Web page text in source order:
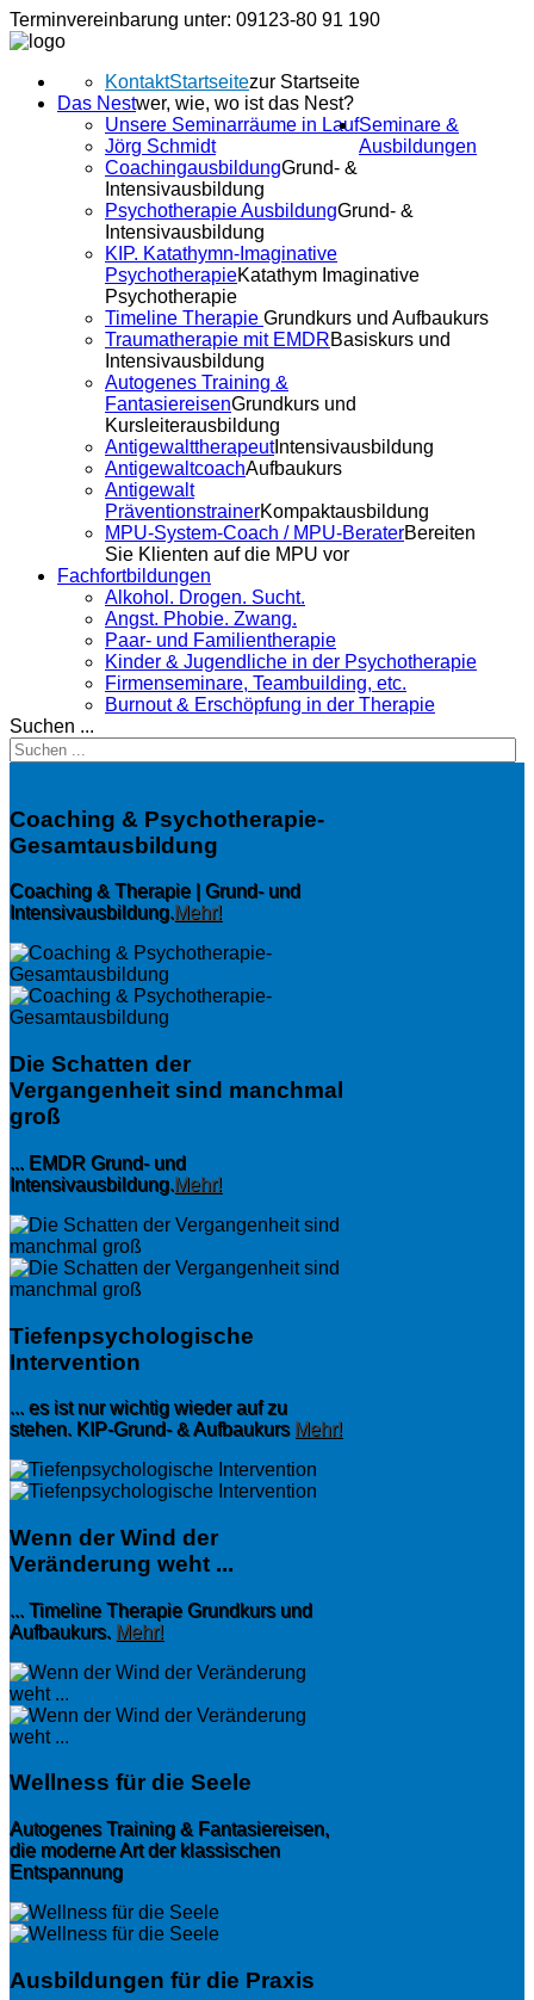
Terminvereinbarung unter: 09123-80 91 190
Startseitezur Startseite
Kontakt
Das Nestwer, wie, wo ist das Nest?
Unsere Seminarräume in Lauf
Jörg Schmidt
Seminare &
Ausbildungen
CoachingausbildungGrund- &
Intensivausbildung
Psychotherapie AusbildungGrund- &
Intensivausbildung
KIP. Katathymn-Imaginative
PsychotherapieKatathym Imaginative
Psychotherapie
Timeline Therapie Grundkurs und Aufbaukurs
Traumatherapie mit EMDRBasiskurs und
Intensivausbildung
Autogenes Training &
FantasiereisenGrundkurs und
Kursleiterausbildung
AntigewalttherapeutIntensivausbildung
AntigewaltcoachAufbaukurs
Antigewalt
PräventionstrainerKompaktausbildung
MPU-System-Coach / MPU-BeraterBereiten
Sie Klienten auf die MPU vor
Fachfortbildungen
Alkohol. Drogen. Sucht.
Angst. Phobie. Zwang.
Paar- und Familientherapie
Kinder & Jugendliche in der Psychotherapie
Firmenseminare, Teambuilding, etc.
Burnout & Erschöpfung in der Therapie
Suchen ...
Coaching & Psychotherapie-
Gesamtausbildung
Coaching & Therapie | Grund- und
Intensivausbildung.Mehr!
Die Schatten der
Vergangenheit sind manchmal
groß
... EMDR Grund- und
Intensivausbildung.Mehr!
Tiefenpsychologische
Intervention
... es ist nur wichtig wieder auf zu
stehen. KIP-Grund- & Aufbaukurs Mehr!
Wenn der Wind der
Veränderung weht ...
... Timeline Therapie Grundkurs und
Aufbaukurs. Mehr!
Wellness für die Seele
Autogenes Training & Fantasiereisen,
die moderne Art der klassischen
Entspannung
Ausbildungen für die Praxis